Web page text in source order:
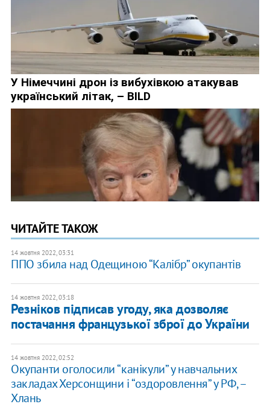
ЧИТАЙТЕ ТАКОЖ
14 жовтня 2022, 03:31
ППО збила над Одещиною “Калібр” окупантів
14 жовтня 2022, 03:18
Резніков підписав угоду, яка дозволяє
постачання французької зброї до України
14 жовтня 2022, 02:52
Окупанти оголосили “канікули” у навчальних
закладах Херсонщини і “оздоровлення” у РФ, –
Хлань